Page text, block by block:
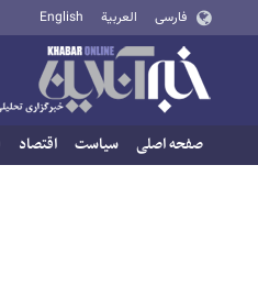
فارسی العربية English
صفحه اصلی سیاست اقتصاد